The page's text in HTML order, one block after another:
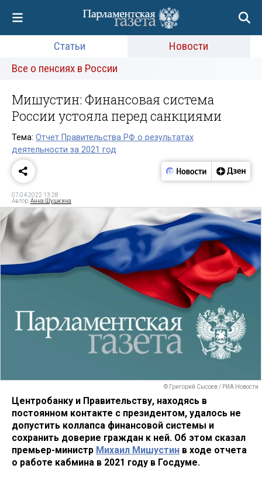
Статьи
Новости
Все о пенсиях в России
Мишустин: Финансовая система
России устояла перед санкциями
Тема: Отчет Правительства РФ о результатах
деятельности за 2021 год
07.04.2022 13:28
Автор:Анна Шушкина
© Григорий Сысоев / РИА Новости
Центробанку и Правительству, находясь в
постоянном контакте с президентом, удалось не
допустить коллапса финансовой системы и
сохранить доверие граждан к ней. Об этом сказал
премьер-министр Михаил Мишустин в ходе отчета
о работе кабмина в 2021 году в Госдуме.